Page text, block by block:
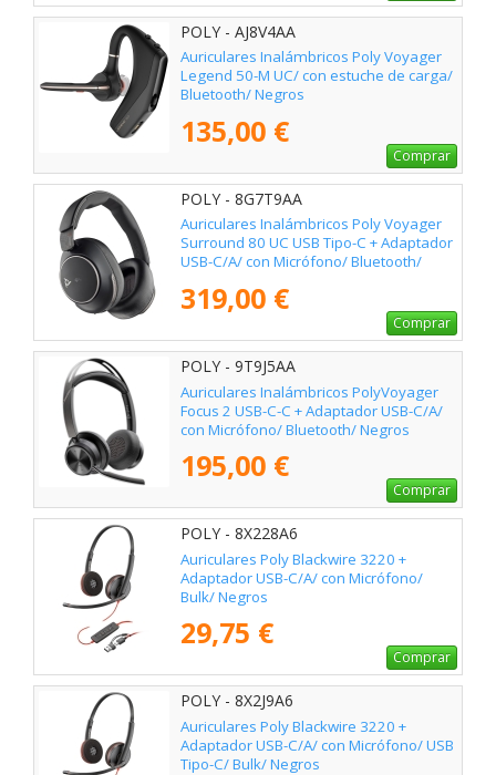
POLY - AJ8V4AA
Auriculares Inalámbricos Poly Voyager
Legend 50-M UC/ con estuche de carga/
Bluetooth/ Negros
135,00 €
Comprar
POLY - 8G7T9AA
Auriculares Inalámbricos Poly Voyager
Surround 80 UC USB Tipo-C + Adaptador
USB-C/A/ con Micrófono/ Bluetooth/
319,00 €
Comprar
POLY - 9T9J5AA
Auriculares Inalámbricos PolyVoyager
Focus 2 USB-C-C + Adaptador USB-C/A/
con Micrófono/ Bluetooth/ Negros
195,00 €
Comprar
POLY - 8X228A6
Auriculares Poly Blackwire 3220 +
Adaptador USB-C/A/ con Micrófono/
Bulk/ Negros
29,75 €
Comprar
POLY - 8X2J9A6
Auriculares Poly Blackwire 3220 +
Adaptador USB-C/A/ con Micrófono/ USB
Tipo-C/ Bulk/ Negros